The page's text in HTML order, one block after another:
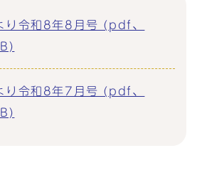
り令和8年8月号 (pdf、
り令和8年7月号 (pdf、